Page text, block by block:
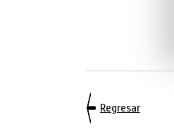
Regresar